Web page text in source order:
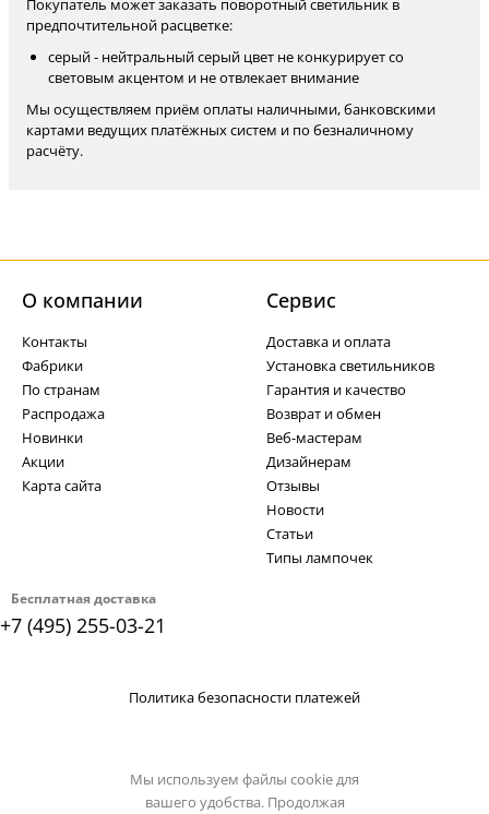
Покупатель может заказать поворотный светильник в
предпочтительной расцветке:
серый - нейтральный серый цвет не конкурирует со
световым акцентом и не отвлекает внимание
Мы осуществляем приём оплаты наличными, банковскими
картами ведущих платёжных систем и по безналичному
расчёту.
Бесплатная доставка
+7 (495) 255-03-21
О компании
Контакты
Фабрики
По странам
Распродажа
Новинки
Акции
Карта сайта
Cервис
Доставка и оплата
Установка светильников
Гарантия и качество
Возврат и обмен
Веб-мастерам
Дизайнерам
Отзывы
Новости
Статьи
Типы лампочек
Политика безопасности платежей
Мы используем файлы cookie для
вашего удобства. Продолжая